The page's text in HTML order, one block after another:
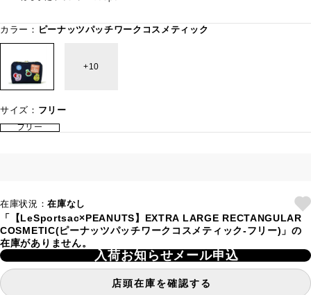
カラー： ピーナッツパッチワークコスメティック
10
サイズ： フリー
フリー
在庫状況：在庫なし
「【LeSportsac×PEANUTS】EXTRA LARGE RECTANGULAR
COSMETIC(ピーナッツパッチワークコスメティック-フリー)」の
在庫がありません。
入荷お知らせメール申込
店頭在庫を確認する